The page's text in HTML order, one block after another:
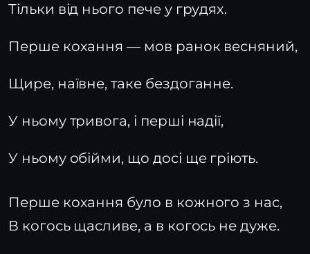
Тільки від нього пече у грудях.
Перше кохання — мов ранок весняний,
Щире, наївне, таке бездоганне.
У ньому тривога, і перші надії,
У ньому обійми, що досі ще гріють.
Перше кохання було в кожного з нас,
В когось щасливе, а в когось не дуже.